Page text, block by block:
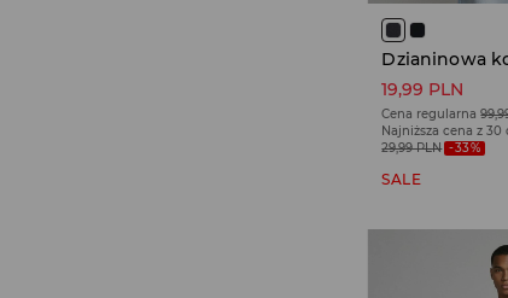
19,99 PLN
Cena regularna
Najniższa cena z
29,99 PLN -33%
SALE